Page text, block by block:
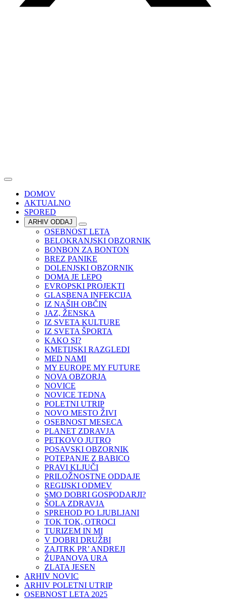
DOMOV
AKTUALNO
SPORED
ARHIV ODDAJ
OSEBNOST LETA
BELOKRANJSKI OBZORNIK
BONBON ZA BONTON
BREZ PANIKE
DOLENJSKI OBZORNIK
DOMA JE LEPO
EVROPSKI PROJEKTI
GLASBENA INFEKCIJA
IZ NAŠIH OBČIN
JAZ, ŽENSKA
IZ SVETA KULTURE
IZ SVETA ŠPORTA
KAKO SI?
KMETIJSKI RAZGLEDI
MED NAMI
MY EUROPE MY FUTURE
NOVA OBZORJA
NOVICE
NOVICE TEDNA
POLETNI UTRIP
NOVO MESTO ŽIVI
OSEBNOST MESECA
PLANET ZDRAVJA
PETKOVO JUTRO
POSAVSKI OBZORNIK
POTEPANJE Z BABICO
PRAVI KLJUČI
PRILOŽNOSTNE ODDAJE
REGIJSKI ODMEV
SMO DOBRI GOSPODARJI?
ŠOLA ZDRAVJA
SPREHOD PO LJUBLJANI
TOK TOK, OTROCI
TURIZEM IN MI
V DOBRI DRUŽBI
ZAJTRK PR’ ANDREJI
ŽUPANOVA URA
ZLATA JESEN
ARHIV NOVIC
ARHIV POLETNI UTRIP
OSEBNOST LETA 2025